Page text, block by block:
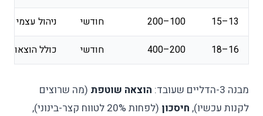
13–15
100–200 חודשי ניהול עצמי
16–18
200–400 חודשי כולל הוצאות
מבנה 3-הדליים שעובד: הוצאה שוטפת (מה שרוצים
לקנות עכשיו), חיסכון (לפחות 20% לטווח קצר-בינוני),